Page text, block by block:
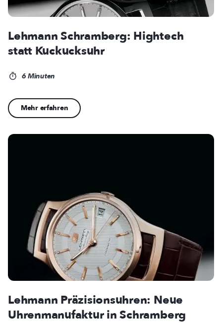
Lehmann Schramberg: Hightech
statt Kuckucksuhr
6 Minuten
Mehr erfahren
Lehmann Präzisionsuhren: Neue
Uhrenmanufaktur in Schramberg